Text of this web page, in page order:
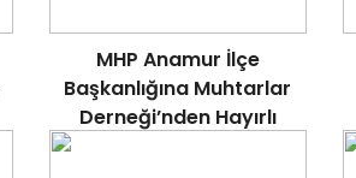
MHP Anamur İlçe
Başkanlığına Muhtarlar
Derneği’nden Hayırlı